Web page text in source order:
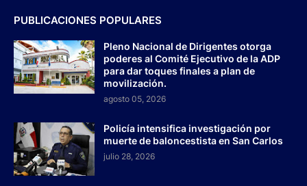
PUBLICACIONES POPULARES
Pleno Nacional de Dirigentes otorga
poderes al Comité Ejecutivo de la ADP
para dar toques finales a plan de
movilización.
agosto 05, 2026
Policía intensifica investigación por
muerte de baloncestista en San Carlos
julio 28, 2026